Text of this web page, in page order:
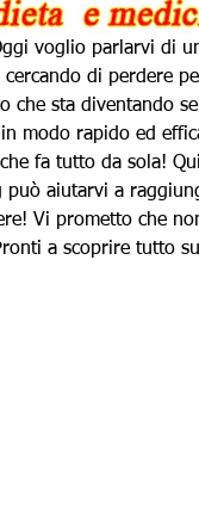
voglio parlarvi di
di perdere
che sta diventando
modo rapido ed
fa tutto da sola!
può aiutarvi a
Vi prometto che
a scoprire tutto